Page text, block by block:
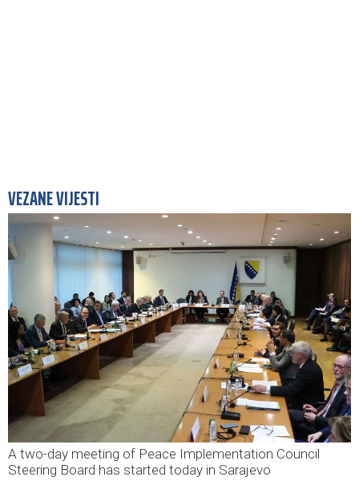
VEZANE VIJESTI
A two-day meeting of Peace Implementation Council
Steering Board has started today in Sarajevo